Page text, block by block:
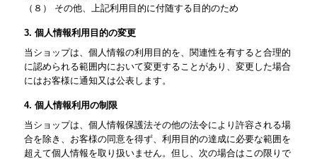
（８） その他、上記利用目的に付随する目的のため
3. 個人情報利用目的の変更
当ショップは、個人情報の利用目的を、関連性を有すると合理的
に認められる範囲内において変更することがあり、変更した場合
にはお客様に通知又は公表します。
4. 個人情報利用の制限
当ショップは、個人情報保護法その他の法令により許容される場
合を除き、お客様の同意を得ず、利用目的の達成に必要な範囲を
超えて個人情報を取り扱いません。但し、次の場合はこの限りで